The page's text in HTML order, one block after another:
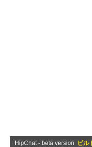
HipChat - beta version ビル